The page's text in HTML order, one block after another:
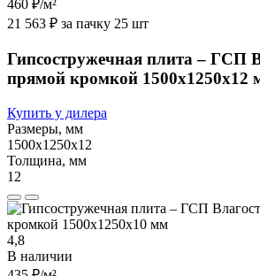
460 ₽/м²
21 563 ₽ за пачку 25 шт
Гипсостружечная плита – ГСП
прямой кромкой 1500х1250х12
Купить у дилера
Размеры, мм
1500х1250х12
Толщина, мм
12
4,8
В наличии